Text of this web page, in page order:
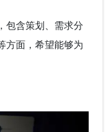
包含策划、需求分
方面，希望能够为